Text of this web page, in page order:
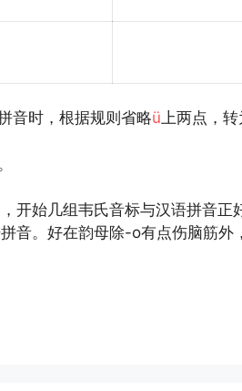
音时，根据规则省略ü上两点，转
开始几组韦氏音标与汉语拼音正
音。好在韵母除-o有点伤脑筋外